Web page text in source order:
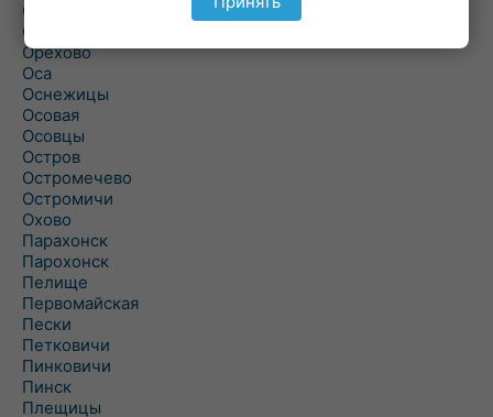
Омельная
Ополь
Орехово
Оса
Оснежицы
Осовая
Осовцы
Остров
Остромечево
Остромичи
Охово
Парахонск
Парохонск
Пелище
Первомайская
Пески
Петковичи
Пинковичи
Пинск
Плещицы